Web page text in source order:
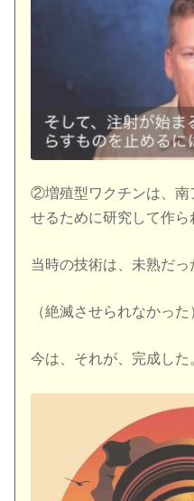
②増殖型ワクチンは、南
せるために研究して作ら
当時の技術は、未熟だっ
（絶滅させられなかった
今は、それが、完成した